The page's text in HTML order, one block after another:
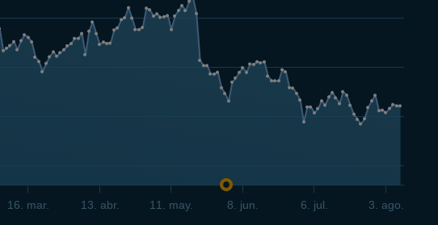
16. mar. 13. abr. 11. may. 8. jun. 6. jul. 3. ago.